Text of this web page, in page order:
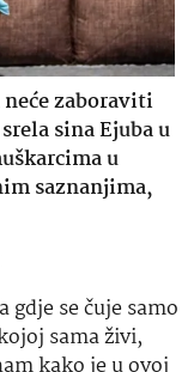
zaboraviti
sina Ejuba u
u
saznanjima,
gdje se čuje samo
sama živi,